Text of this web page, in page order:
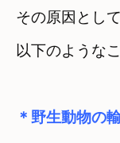
その原因とし
以下のような
＊野生動物の